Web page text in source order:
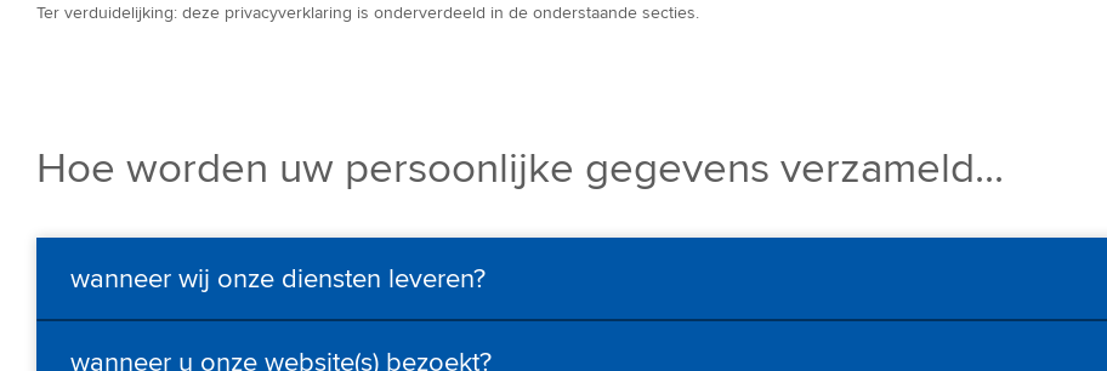
Ter verduidelijking: deze privacyverklaring is onderverdeeld in de onderstaande secties.
Hoe worden uw persoonlijke gegevens verzameld...
wanneer wij onze diensten leveren?
wanneer u onze website(s) bezoekt?